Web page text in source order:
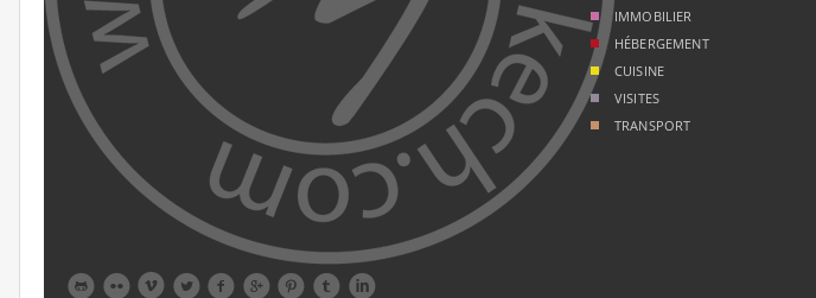
        
IMMOBILIER
HÉBERGEMENT
CUISINE
VISITES
TRANSPORT